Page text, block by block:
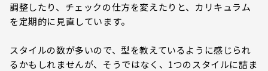
調整したり、チェックの仕方を変えたりと、カリキュラム
を定期的に見直しています。
スタイルの数が多いので、型を教えているように感じられ
るかもしれませんが、そうではなく、1つのスタイルに詰ま